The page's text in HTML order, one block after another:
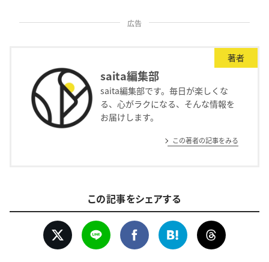
広告
著者
saita編集部
saita編集部です。毎日が楽しくな
る、心がラクになる、そんな情報を
お届けします。
この著者の記事をみる
この記事をシェアする